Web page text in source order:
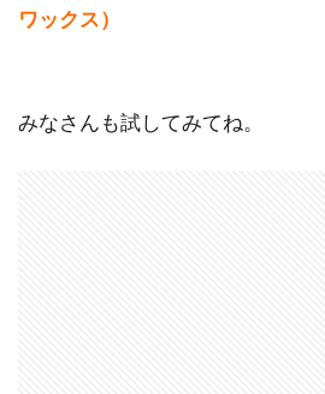
ワックス）
みなさんも試してみてね。